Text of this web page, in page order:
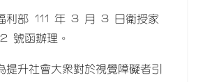
利部 111 年 3 月 3 日衛授家
號函辦理。
升社會大眾對於視覺障礙者引